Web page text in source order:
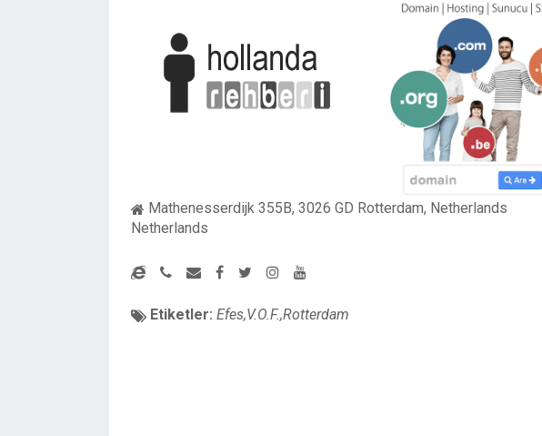
Mathenesserdijk 355B, 3026 GD Rotterdam, Netherlands
Netherlands
Etiketler: Efes,V.O.F.,Rotterdam